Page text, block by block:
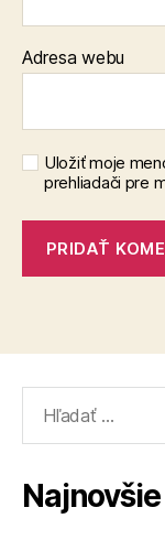
Adresa webu
Uložiť moje
prehliadači pre